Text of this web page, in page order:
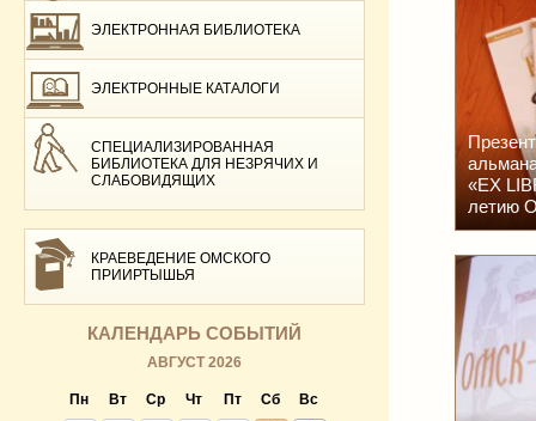
ЭЛЕКТРОННАЯ БИБЛИОТЕКА
ЭЛЕКТРОННЫЕ КАТАЛОГИ
СПЕЦИАЛИЗИРОВАННАЯ
БИБЛИОТЕКА ДЛЯ НЕЗРЯЧИХ И
СЛАБОВИДЯЩИХ
КРАЕВЕДЕНИЕ ОМСКОГО
ПРИИРТЫШЬЯ
КАЛЕНДАРЬ СОБЫТИЙ
АВГУСТ 2026
Пн Вт Ср Чт Пт Сб
Вс
«EX
летию